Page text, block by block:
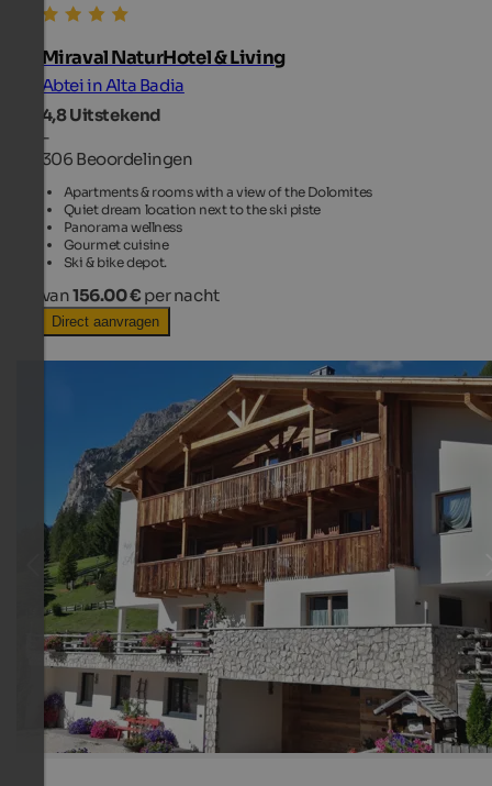
Miraval NaturHotel & Living
Abtei in Alta Badia
4,8Uitstekend
-
306 Beoordelingen
Apartments & rooms with a view of the Dolomites
Quiet dream location next to the ski piste
Panorama wellness
Gourmet cuisine
Ski & bike depot.
van156.00 € per nacht
Direct aanvragen